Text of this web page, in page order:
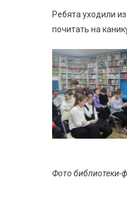
Ребята уходили
почитать на
Фото